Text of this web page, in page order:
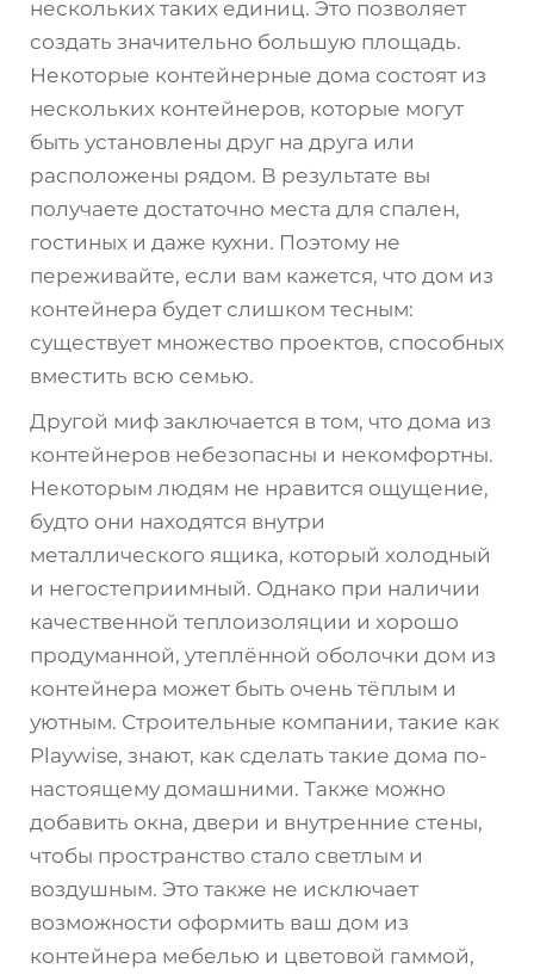
нескольких таких единиц. Это позволяет
создать значительно большую площадь.
Некоторые контейнерные дома состоят из
нескольких контейнеров, которые могут
быть установлены друг на друга или
расположены рядом. В результате вы
получаете достаточно места для спален,
гостиных и даже кухни. Поэтому не
переживайте, если вам кажется, что дом из
контейнера будет слишком тесным:
существует множество проектов, способных
вместить всю семью.
Другой миф заключается в том, что дома из
контейнеров небезопасны и некомфортны.
Некоторым людям не нравится ощущение,
будто они находятся внутри
металлического ящика, который холодный
и негостеприимный. Однако при наличии
качественной теплоизоляции и хорошо
продуманной, утеплённой оболочки дом из
контейнера может быть очень тёплым и
уютным. Строительные компании, такие как
Playwise, знают, как сделать такие дома по-
настоящему домашними. Также можно
добавить окна, двери и внутренние стены,
чтобы пространство стало светлым и
воздушным. Это также не исключает
возможности оформить ваш дом из
контейнера мебелью и цветовой гаммой,